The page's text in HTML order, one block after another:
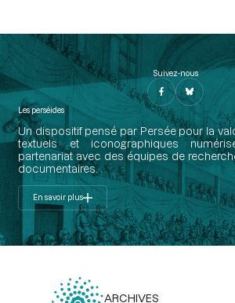
Suivez-nous
Les perséides
Un dispositif pensé par Persée pour la
textuels et iconographiques
partenariat avec des équipes de
documentaires.
En savoir plus
ARCHIVES